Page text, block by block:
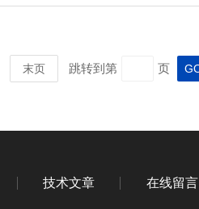
末页 跳转到第 页
技术文章 在线留言